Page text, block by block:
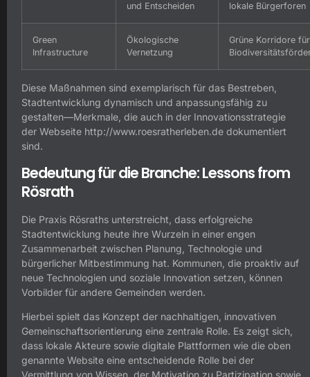
und Entscheiden
lokale Bürgerforen
Green
Infrastructure
Ökologische
Vernetzung
Grüne Korridore für
Diese Maßnahmen sind exemplarisch für das Bestreben,
Stadtentwicklung dynamisch und anpassungsfähig zu
gestalten—Merkmale, die auch in der Innovationsstrategie
der Webseite http://www.roesratherleben.de dokumentiert
sind.
Bedeutung für die Branche: Lessons from
Rösrath
Die Praxis Rösraths unterstreicht, dass erfolgreiche
Stadtentwicklung heute ihre Wurzeln in einer engen
Zusammenarbeit zwischen Planung, Technologie und
bürgerlicher Mitbestimmung hat. Kommunen, die proaktiv auf
neue Technologien und soziale Innovation setzen, können
Vorbilder für andere Gemeinden werden.
Hierbei spielt das Konzept der nachhaltigen, innovativen
Gemeinschaftsorientierung eine zentrale Rolle. Es zeigt sich,
dass lokale Akteure sowie digitale Plattformen wie die oben
genannte Website eine entscheidende Rolle bei der
Vermittlung von Wissen, der Motivation zu Partizipation sowie